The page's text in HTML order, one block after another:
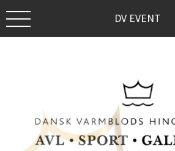
DV EVENT